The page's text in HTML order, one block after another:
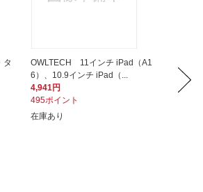
タ
OWLTECH 11インチ iPad（A1
6）、10.9インチ iPad（...
4,941円
495ポイント
在庫あり
レッ
1,332円